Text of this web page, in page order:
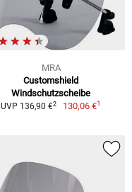
MRA
Customshield
Windschutzscheibe
UVP 136,90 €2 130,06 €1